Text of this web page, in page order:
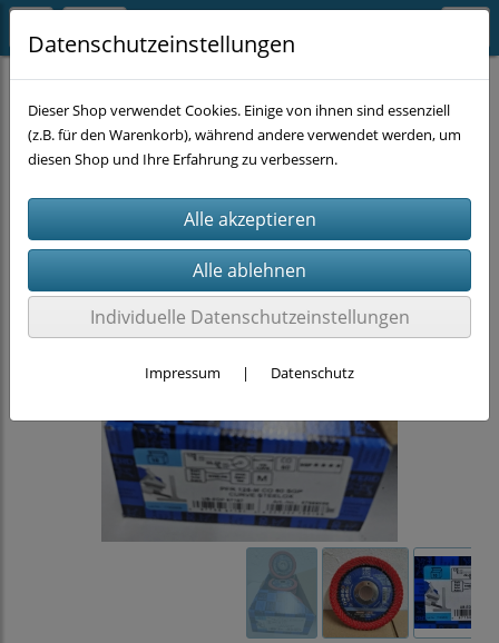
MASCHINEN-ZUBEHÖR Winkelschleifer-Zubehör
Datenschutzeinstellungen
Dieser Shop verwendet Cookies. Einige von ihnen sind essenziell
(z.B. für den Warenkorb), während andere verwendet werden, um
diesen Shop und Ihre Erfahrung zu verbessern.
Individuelle Datenschutzeinstellungen
Impressum | Datenschutz